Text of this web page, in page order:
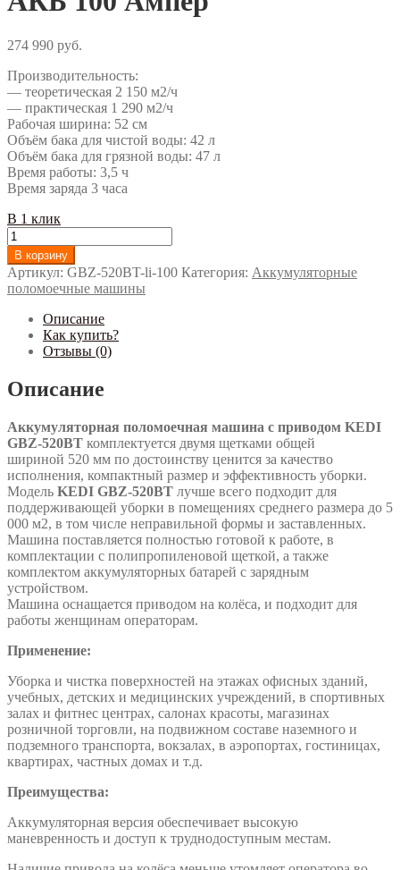
274 990 руб.
Производительность:
— теоретическая 2 150 м2/ч
— практическая 1 290 м2/ч
Рабочая ширина: 52 см
Объём бака для чистой воды: 42 л
Объём бака для грязной воды: 47 л
Время работы: 3,5 ч
Время заряда 3 часа
В 1 клик
Количество
Поломоечная
машина
с
приводом
KEDI
GBZ-
520BT-
100
в
с
литиевой
АКБ
100
Ампер
В корзину
Артикул: GBZ-520BT-li-100 Категория: Аккумуляторные
поломоечные машины
Описание
Как купить?
Отзывы (0)
Описание
Аккумуляторная поломоечная машина с приводом KEDI
GBZ-520BT комплектуется двумя щетками общей
шириной 520 мм по достоинству ценится за качество
исполнения, компактный размер и эффективность уборки.
Модель KEDI GBZ-520BT лучше всего подходит для
поддерживающей уборки в помещениях среднего размера до 5
000 м2, в том числе неправильной формы и заставленных.
Машина поставляется полностью готовой к работе, в
комплектации с полипропиленовой щеткой, а также
комплектом аккумуляторных батарей с зарядным
устройством.
Машина оснащается приводом на колёса, и подходит для
работы женщинам операторам.
Применение:
Уборка и чистка поверхностей на этажах офисных зданий,
учебных, детских и медицинских учреждений, в спортивных
залах и фитнес центрах, салонах красоты, магазинах
розничной торговли, на подвижном составе наземного и
подземного транспорта, вокзалах, в аэропортах, гостиницах,
квартирах, частных домах и т.д.
Преимущества:
Аккумуляторная версия обеспечивает высокую
маневренность и доступ к труднодоступным местам.